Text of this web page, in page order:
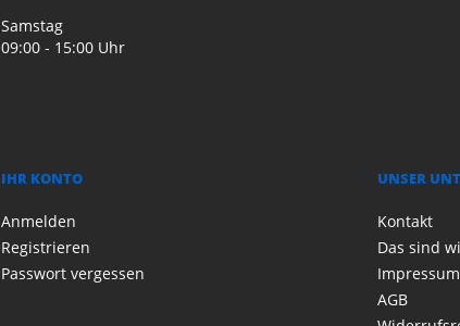
Samstag
09:00 - 15:00 Uhr
IHR KONTO
Anmelden
Registrieren
Passwort vergessen
UNSER
Kontakt
Das sind
Impressum
AGB